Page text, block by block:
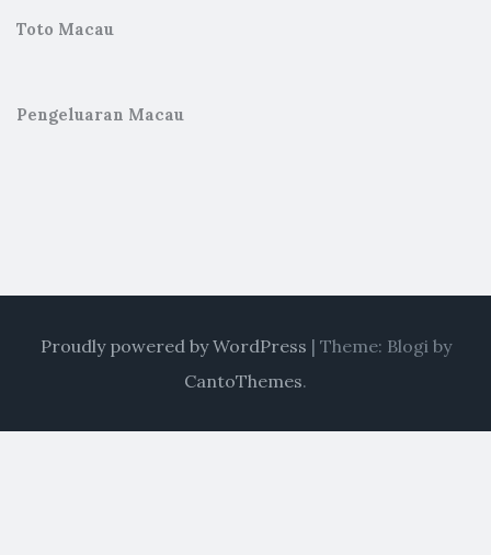
Toto Macau
Pengeluaran Macau
Proudly powered by WordPress | Theme: Blogi by
CantoThemes.